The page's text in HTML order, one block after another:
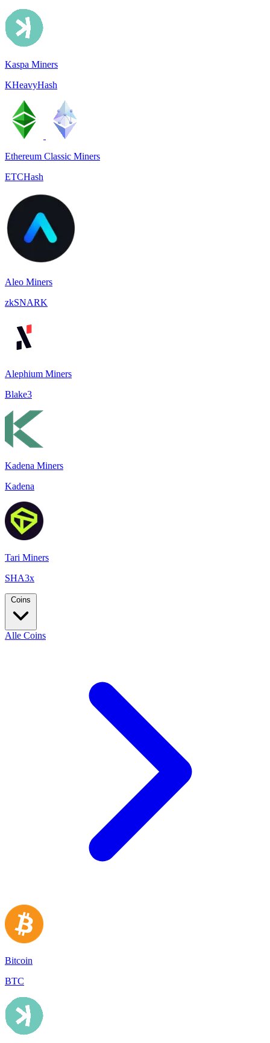
Kaspa Miners
KHeavyHash
Ethereum Classic Miners
ETCHash
Aleo Miners
zkSNARK
Alephium Miners
Blake3
Kadena Miners
Kadena
Tari Miners
SHA3x
Coins
Alle Coins
Bitcoin
BTC